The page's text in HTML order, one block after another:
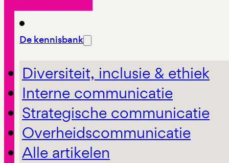
De kennisbank
Diversiteit, inclusie & ethiek
Interne communicatie
Strategische communicatie
Overheidscommunicatie
Alle artikelen